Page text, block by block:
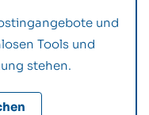
und
Tools und
stehen.